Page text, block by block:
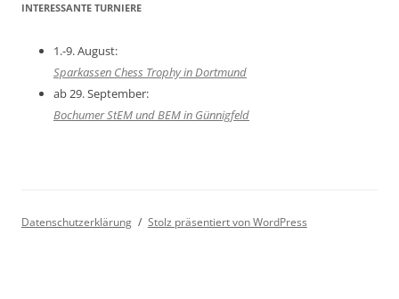
INTERESSANTE TURNIERE
1.-9. August:
Sparkassen Chess Trophy in Dortmund
ab 29. September:
Bochumer StEM und BEM in Günnigfeld
Datenschutzerklärung Stolz präsentiert von WordPress